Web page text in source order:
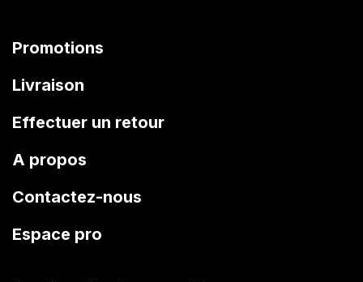
Promotions
Livraison
Effectuer un retour
A propos
Contactez-nous
Espace pro